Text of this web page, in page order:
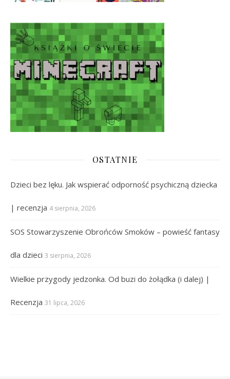
OSTATNIE
Dzieci bez lęku. Jak wspierać odporność psychiczną dziecka
| recenzja 4 sierpnia, 2026
SOS Stowarzyszenie Obrońców Smoków – powieść fantasy
dla dzieci 3 sierpnia, 2026
Wielkie przygody jedzonka. Od buzi do żołądka (i dalej) |
Recenzja 31 lipca, 2026